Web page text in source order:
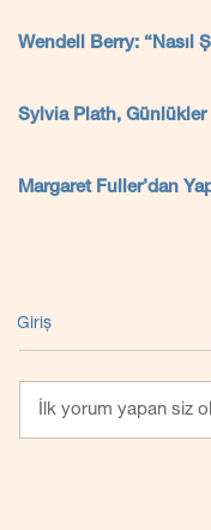
Wendell Berry: “Nasıl
Sylvia Plath, Günlükler
Margaret Fuller’dan
Giriş